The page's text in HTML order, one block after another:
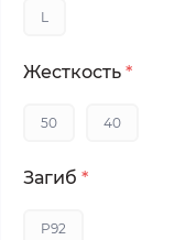
L
Жесткость *
50 40
Загиб *
P92